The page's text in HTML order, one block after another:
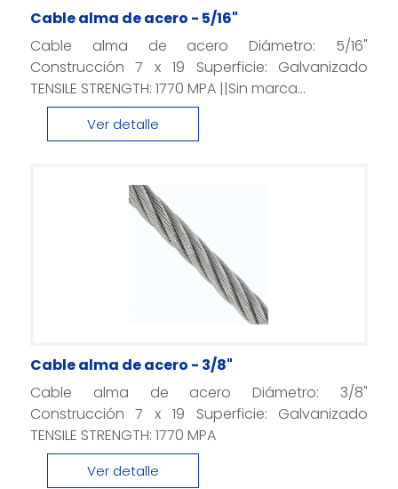
Cable alma de acero - 5/16"
Cable alma de acero Diámetro: 5/16"
Construcción 7 x 19 Superficie: Galvanizado
TENSILE STRENGTH: 1770 MPA ||Sin marca...
Ver detalle
Cable alma de acero - 3/8"
Cable alma de acero Diámetro: 3/8"
Construcción 7 x 19 Superficie: Galvanizado
TENSILE STRENGTH: 1770 MPA
Ver detalle